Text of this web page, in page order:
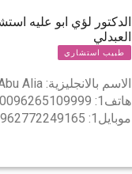
الدكتور لؤي ابو عليه
العبدلي
طبيب استشاري
الاسم بالانجليزية:Alia
هاتف1:
0096265109999
موبايل1: